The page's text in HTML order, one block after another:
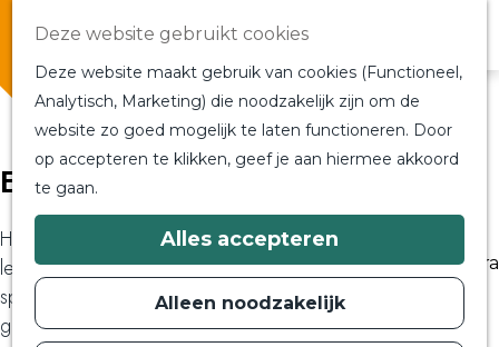
Deze website gebruikt cookies
Deze website maakt gebruik van cookies (Functioneel,
Analytisch, Marketing) die noodzakelijk zijn om de
website zo goed mogelijk te laten functioneren. Door
op accepteren te klikken, geef je aan hiermee akkoord
te gaan.
Alles accepteren
Alleen noodzakelijk
a
a
a
d
h
o
In de buurt
Bij ons om de hoek
Alle blogs en vlogs
Ontmoet de bloggers
Plan je bezoek
Toeristische Informatiecentra
Bereikbaarheid
Eten afhalen bij Rebel Food & Bar
Helaas is de horeca tijdelijk gesloten. Waar in Oss kan ik
lekker vegan eten afhalen? Het was voor mij even een
speurtocht totdat ik een supergoede tip kreeg om eten te
gaan afhalen bij Rebel.